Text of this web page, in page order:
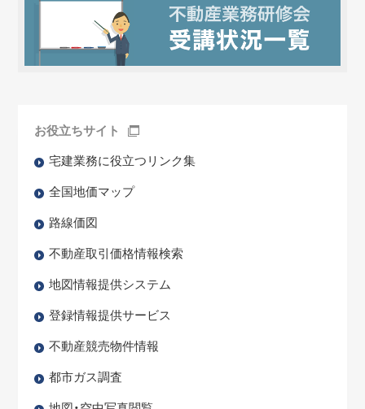
お役立ちサイト
宅建業務に役立つリンク集
全国地価マップ
路線価図
不動産取引価格情報検索
地図情報提供システム
登録情報提供サービス
不動産競売物件情報
都市ガス調査